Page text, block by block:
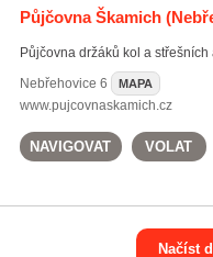
Půjčovna Škamich
Půjčovna držáků kol a střešních
Nebřehovice 6 MAPA
www.pujcovnaskamich.cz
NAVIGOVAT VOLAT
Načíst